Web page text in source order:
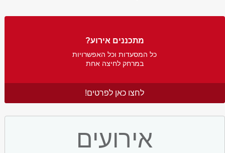
מתכננים אירוע?
כל המסעדות וכל האפשרויות
במרחק לחיצה אחת
לחצו כאן לפרטים!
אירועים